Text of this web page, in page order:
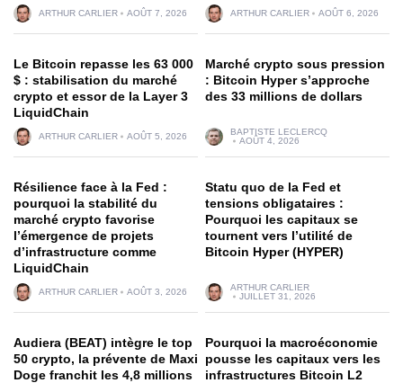
ARTHUR CARLIER AOÛT 7, 2026 ARTHUR CARLIER AOÛT 6, 2026
Le Bitcoin repasse les 63 000
$ : stabilisation du marché
crypto et essor de la Layer 3
LiquidChain
ARTHUR CARLIER AOÛT 5, 2026
Marché crypto sous pression
: Bitcoin Hyper s’approche
des 33 millions de dollars
BAPTISTE LECLERCQ
AOÛT 4, 2026
Résilience face à la Fed :
pourquoi la stabilité du
marché crypto favorise
l’émergence de projets
d’infrastructure comme
LiquidChain
ARTHUR CARLIER AOÛT 3, 2026
Statu quo de la Fed et
tensions obligataires :
Pourquoi les capitaux se
tournent vers l’utilité de
Bitcoin Hyper (HYPER)
ARTHUR CARLIER
JUILLET 31, 2026
Audiera (BEAT) intègre le top
50 crypto, la prévente de Maxi
Doge franchit les 4,8 millions
Pourquoi la macroéconomie
pousse les capitaux vers les
infrastructures Bitcoin L2